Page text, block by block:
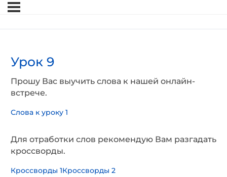
Урок 9
Прошу Вас выучить слова к нашей онлайн-
встрече.
Слова к уроку 1
Для отработки слов рекомендую Вам разгадать
кроссворды.
Кроссворды 1Кроссворды 2